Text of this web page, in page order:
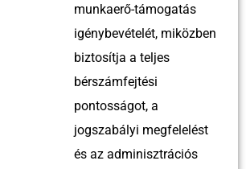
munkaerő-támogatás
igénybevételét, miközben
biztosítja a teljes
bérszámfejtési
pontosságot, a
jogszabályi megfelelést
és az adminisztrációs